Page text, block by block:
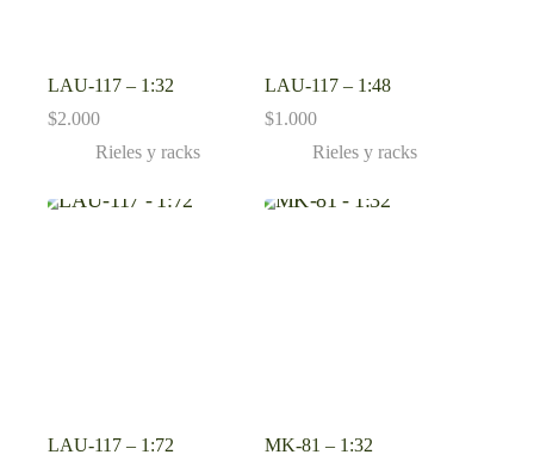
LAU-117 – 1:32
$2.000
Rieles y racks
LAU-117 – 1:48
$1.000
Rieles y racks
LAU-117 – 1:72
MK-81 – 1:32